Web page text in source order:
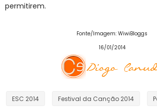
permitirem.
Fonte/Imagem: WiwiBloggs
16/01/2014
ESC 2014 Festival da Canção 2014